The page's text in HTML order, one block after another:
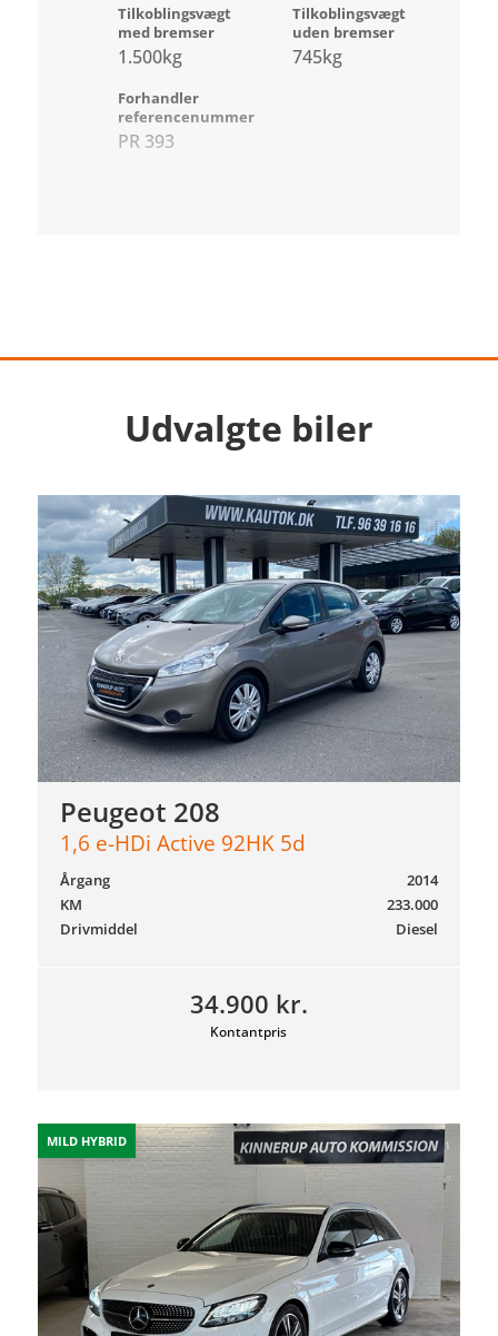
Tilkoblingsvægt
med bremser
1.500kg
Tilkoblingsvægt
uden bremser
745kg
Forhandler
referencenummer
PR 393
Udvalgte biler
Peugeot 208
1,6 e-HDi Active 92HK 5d
34.900 kr.
Kontantpris
2014
Årgang
233.000
KM
Diesel
Drivmiddel
MILD HYBRID